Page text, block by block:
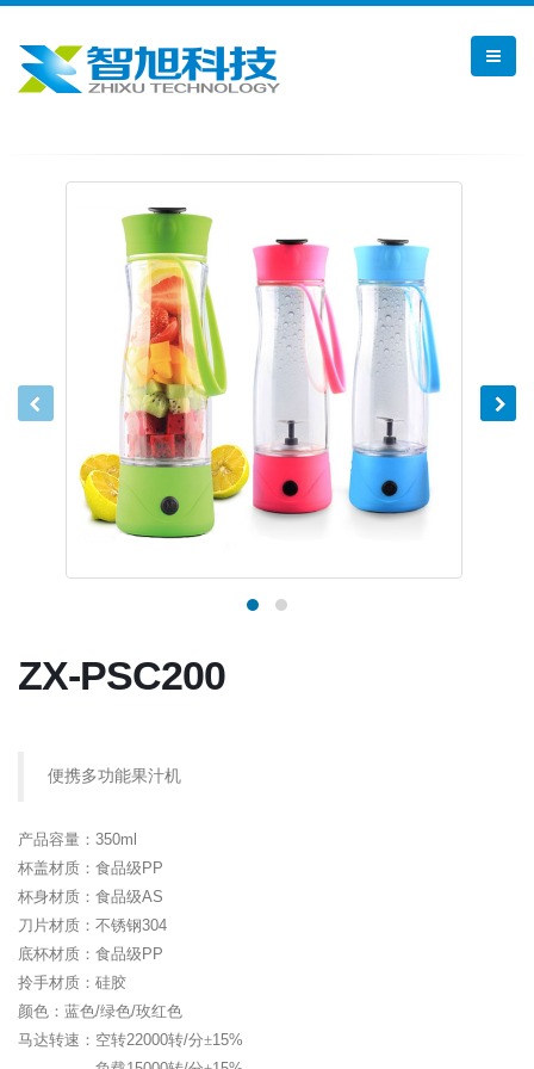
ZX-PSC200
便携多功能果汁机
产品容量： 350ml
杯盖材质：食品级 PP
杯身材质：食品级AS
刀片材质：不锈钢304
底杯材质：食品级 PP
拎手材质：硅胶
颜色：蓝色/绿色/玫红色
马达转速：空转22000转/分±15%